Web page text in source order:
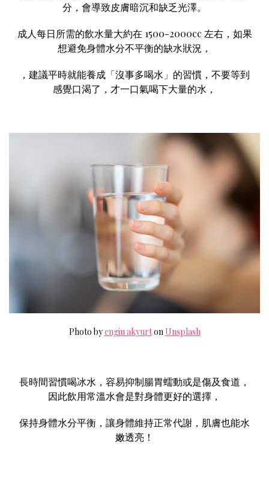
分，會導致皮膚暗沉和缺乏光澤。
成人每日所需的飲水量大約在 1500-2000cc 左右，如果
想避免身體水分不平衡的缺水狀況，
，建議平時就能養成「沒事多喝水」的習慣，不要等到
感覺口渴了，才一口氣喝下大量的水，
Photo byengin akyurton Unsplash
長時間習慣喝冰水，容易抑制腸胃蠕動或是傷及食道，
因此飲用常溫水會是對身體更好的選擇，
保持身體水分平衡，讓身體維持正常代謝，肌膚也能水
嫩透亮！